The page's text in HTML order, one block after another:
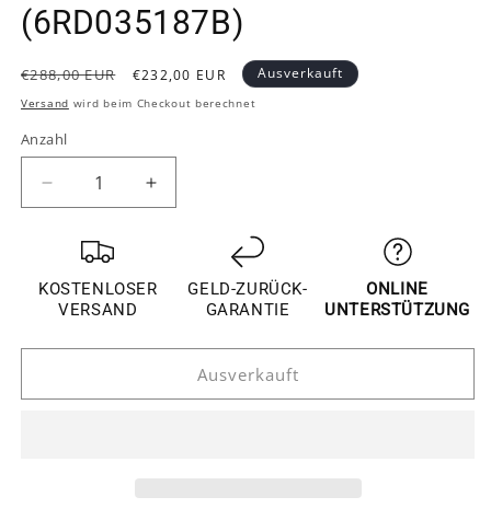
(6RD035187B)
Normaler
Preis
€288,00 EUR Verkaufspreis
€232,00 EUR Ausverkauft
Versand wird beim Checkout berechnet
Anzahl
Verringere
die
Menge
Original
Volkswagen
Emblem
–
Erhöhe
die
Original
Volkswagen
Emblem
Rückfahrkamera
–
KOSTENLOSER
VERSAND
GELD-ZURÜCK-
GARANTIE
ONLINE
UNTERSTÜTZUNG
Ausverkauft